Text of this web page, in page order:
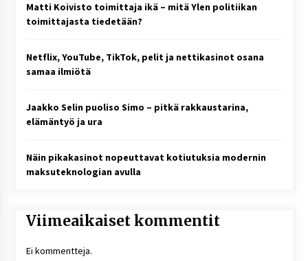
Matti Koivisto toimittaja ikä – mitä Ylen politiikan
toimittajasta tiedetään?
Netflix, YouTube, TikTok, pelit ja nettikasinot osana
samaa ilmiötä
Jaakko Selin puoliso Simo – pitkä rakkaustarina,
elämäntyö ja ura
Näin pikakasinot nopeuttavat kotiutuksia modernin
maksuteknologian avulla
Viimeaikaiset kommentit
Ei kommentteja.